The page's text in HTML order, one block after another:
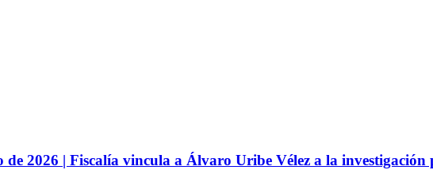
2026 | Fiscalía vincula a Álvaro Uribe Vélez a la